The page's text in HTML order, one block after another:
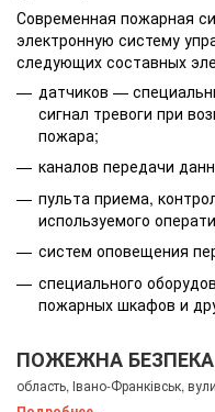
Современная пожарная
электронную систему
следующих составных
датчиков —
сигнал тревоги при
пожара;
каналов передачи
пульта приема,
используемого
систем оповещения
специального
пожарных шкафов и
ПОЖЕЖНА БЕЗПЕКА
область, Івано-Франківськ,